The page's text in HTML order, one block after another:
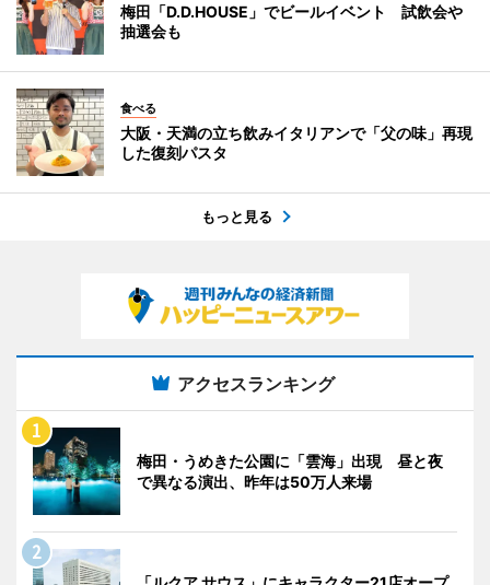
梅田「D.D.HOUSE」でビールイベント 試飲会や
抽選会も
食べる
大阪・天満の立ち飲みイタリアンで「父の味」再現
した復刻パスタ
もっと見る
アクセスランキング
梅田・うめきた公園に「雲海」出現 昼と夜
で異なる演出、昨年は50万人来場